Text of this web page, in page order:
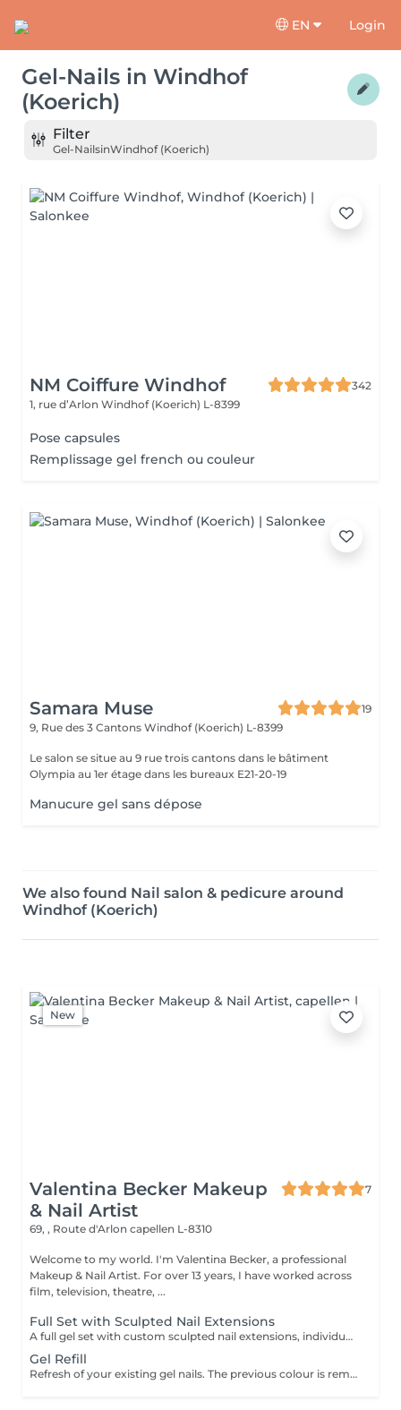
EN Login
Gel-Nails in Windhof
(Koerich)
Filter
Gel-NailsinWindhof (Koerich)
NM Coiffure Windhof
342
1, rue d’Arlon Windhof (Koerich) L-8399
Pose capsules
Remplissage gel french ou couleur
Samara Muse
19
9, Rue des 3 Cantons Windhof (Koerich) L-8399
Le salon se situe au 9 rue trois cantons dans le bâtiment
Olympia au 1er étage dans les bureaux E21-20-19
Manucure gel sans dépose
We also found Nail salon & pedicure around
Windhof (Koerich)
New
Valentina Becker Makeup
& Nail Artist
7
69, , Route d'Arlon capellen L-8310
Welcome to my world. I'm Valentina Becker, a professional
Makeup & Nail Artist. For over 13 years, I have worked across
film, television, theatre, ...
Full Set with Sculpted Nail Extensions
A full gel set with custom sculpted nail extensions, individually tailored to you. Created using nail forms rather than tips, this technique provides strong, elegant, and natural-looking nails in your desired length and shape.
Gel Refill
Refresh of your existing gel nails. The previous colour is removed, the structure and length is rebalanced if needed, and a new colour or design of your choice is applied.